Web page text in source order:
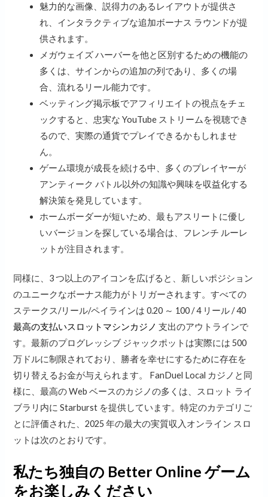
魅力的な画像、説得力のあるレイアウトが提供さ
れ、インタラクティブな追加ボーナス ラウンドが提
供されます。
メガウェイズ ハーバーを他と区別するための機能の
多くは、サインからの追加の列であり、多くの場
合、流れるリール能力です。
ベッティング掲示板でアフィリエイトの視点をチェ
ックすると、忠実な YouTube ストリームを視聴でき
るので、実際の通貨でプレイできるかもしれませ
ん。
ゲーム環境が成長を続ける中、多くのプレイヤーが
アンティーク バトル以外の知識や興味を収益化する
解決策を発見しています。
ホームボーダーが短いため、最もアスリートに優し
いバージョンを探している場合は、フレンチ ルーレ
ットが注目されます。
同様に、3 つ以上のアイコンを広げると、新しいポジション
のユニークなボーナス能力がトリガーされます。すべての
ステークス/リール/ペイラインは 0.20 ～ 100 / 4 リール / 40
最高の支払いスロットマシンカジノ 支出のアウトラインで
す。最新のプログレッシブ ジャックポットは実際には 500
万ドルに制限されており、勝者を幸せにするために存在を
切り替えるお金が与えられます。 FanDuel Local カジノと同
様に、最高の Web ベースのカジノの多くは、スロット ライ
ブラリ内に Starburst を提供しています。特定のカテゴリご
とに評価された、2025 年の最大の実質収入オンライン スロ
ットは次のとおりです。
私たち独自の Better Online ゲーム
をお楽しみください